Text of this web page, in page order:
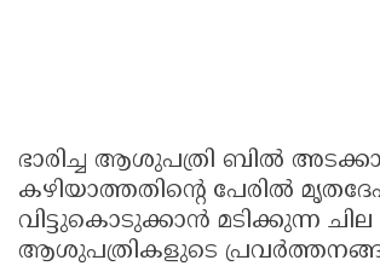
ഭാരിച്ച ആശുപത്രി ബിൽ
കഴിയാത്തതിന്റെ പേരിൽ
വിട്ടുകൊടുക്കാൻ മടിക്കുന്ന ചില
ആശുപത്രികളുടെ